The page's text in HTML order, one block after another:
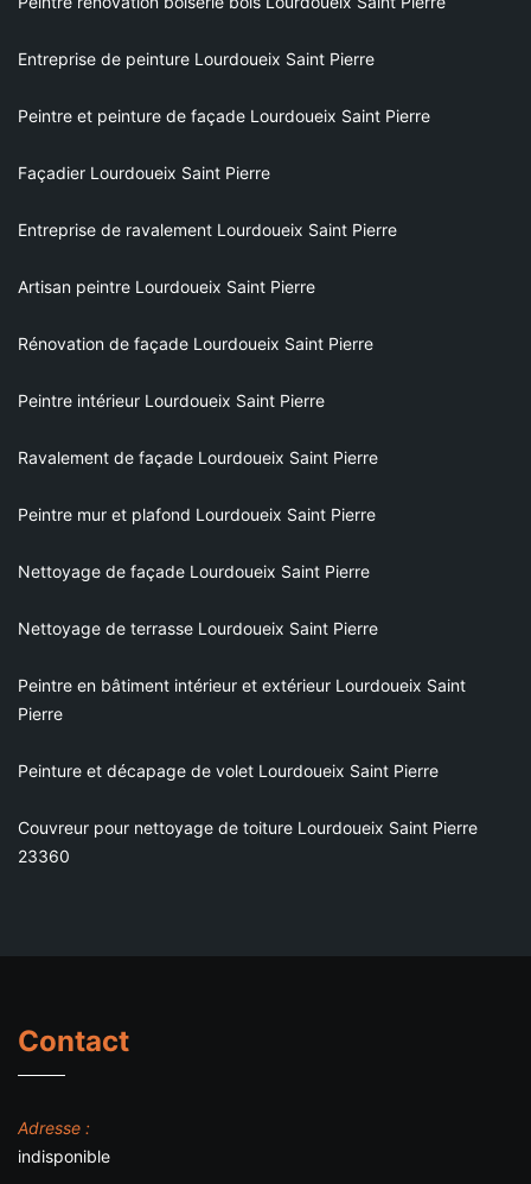
Entreprise de peinture Lourdoueix Saint Pierre
Peintre et peinture de façade Lourdoueix Saint Pierre
Façadier Lourdoueix Saint Pierre
Entreprise de ravalement Lourdoueix Saint Pierre
Artisan peintre Lourdoueix Saint Pierre
Rénovation de façade Lourdoueix Saint Pierre
Peintre intérieur Lourdoueix Saint Pierre
Ravalement de façade Lourdoueix Saint Pierre
Peintre mur et plafond Lourdoueix Saint Pierre
Nettoyage de façade Lourdoueix Saint Pierre
Nettoyage de terrasse Lourdoueix Saint Pierre
Peintre en bâtiment intérieur et extérieur Lourdoueix Saint
Pierre
Peinture et décapage de volet Lourdoueix Saint Pierre
Couvreur pour nettoyage de toiture Lourdoueix Saint Pierre
23360
Contact
Adresse :
indisponible